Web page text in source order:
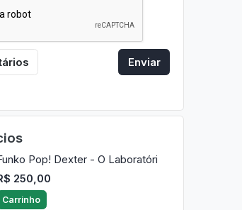
Enviar
Pop! Dexter - O Laboratóri
250,00
Carrinho